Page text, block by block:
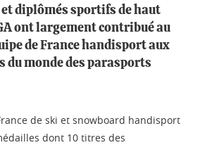
diplômés sportifs de haut
ont largement contribué au
de France handisport aux
du monde des parasports
de ski et snowboard handisport
dont 10 titres des